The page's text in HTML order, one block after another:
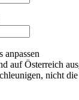
anpassen
auf Österreich
nicht